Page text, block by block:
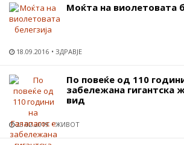
Моќта на виолетовата
18.09.2016 ЗДРАВЈЕ
По повеќе од 110
забележана гигантска
вид
23.02.2019 ЖИВОТ